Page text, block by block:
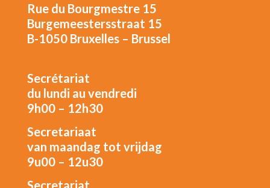
Rue du Bourgmestre 15
Burgemeestersstraat 15
B-1050 Bruxelles – Brussel
Secrétariat
du lundi au vendredi
9h00 – 12h30
Secretariaat
van maandag tot vrijdag
9u00 – 12u30
Secretariat